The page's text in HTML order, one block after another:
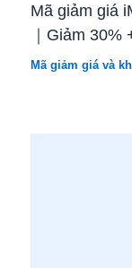
Mã giảm giá
｜Giảm 30%
Mã giảm giá và